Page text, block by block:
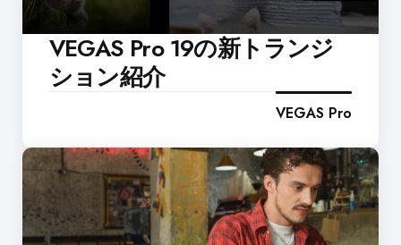
VEGAS Pro 19の新トランジ
ション紹介
VEGAS Pro